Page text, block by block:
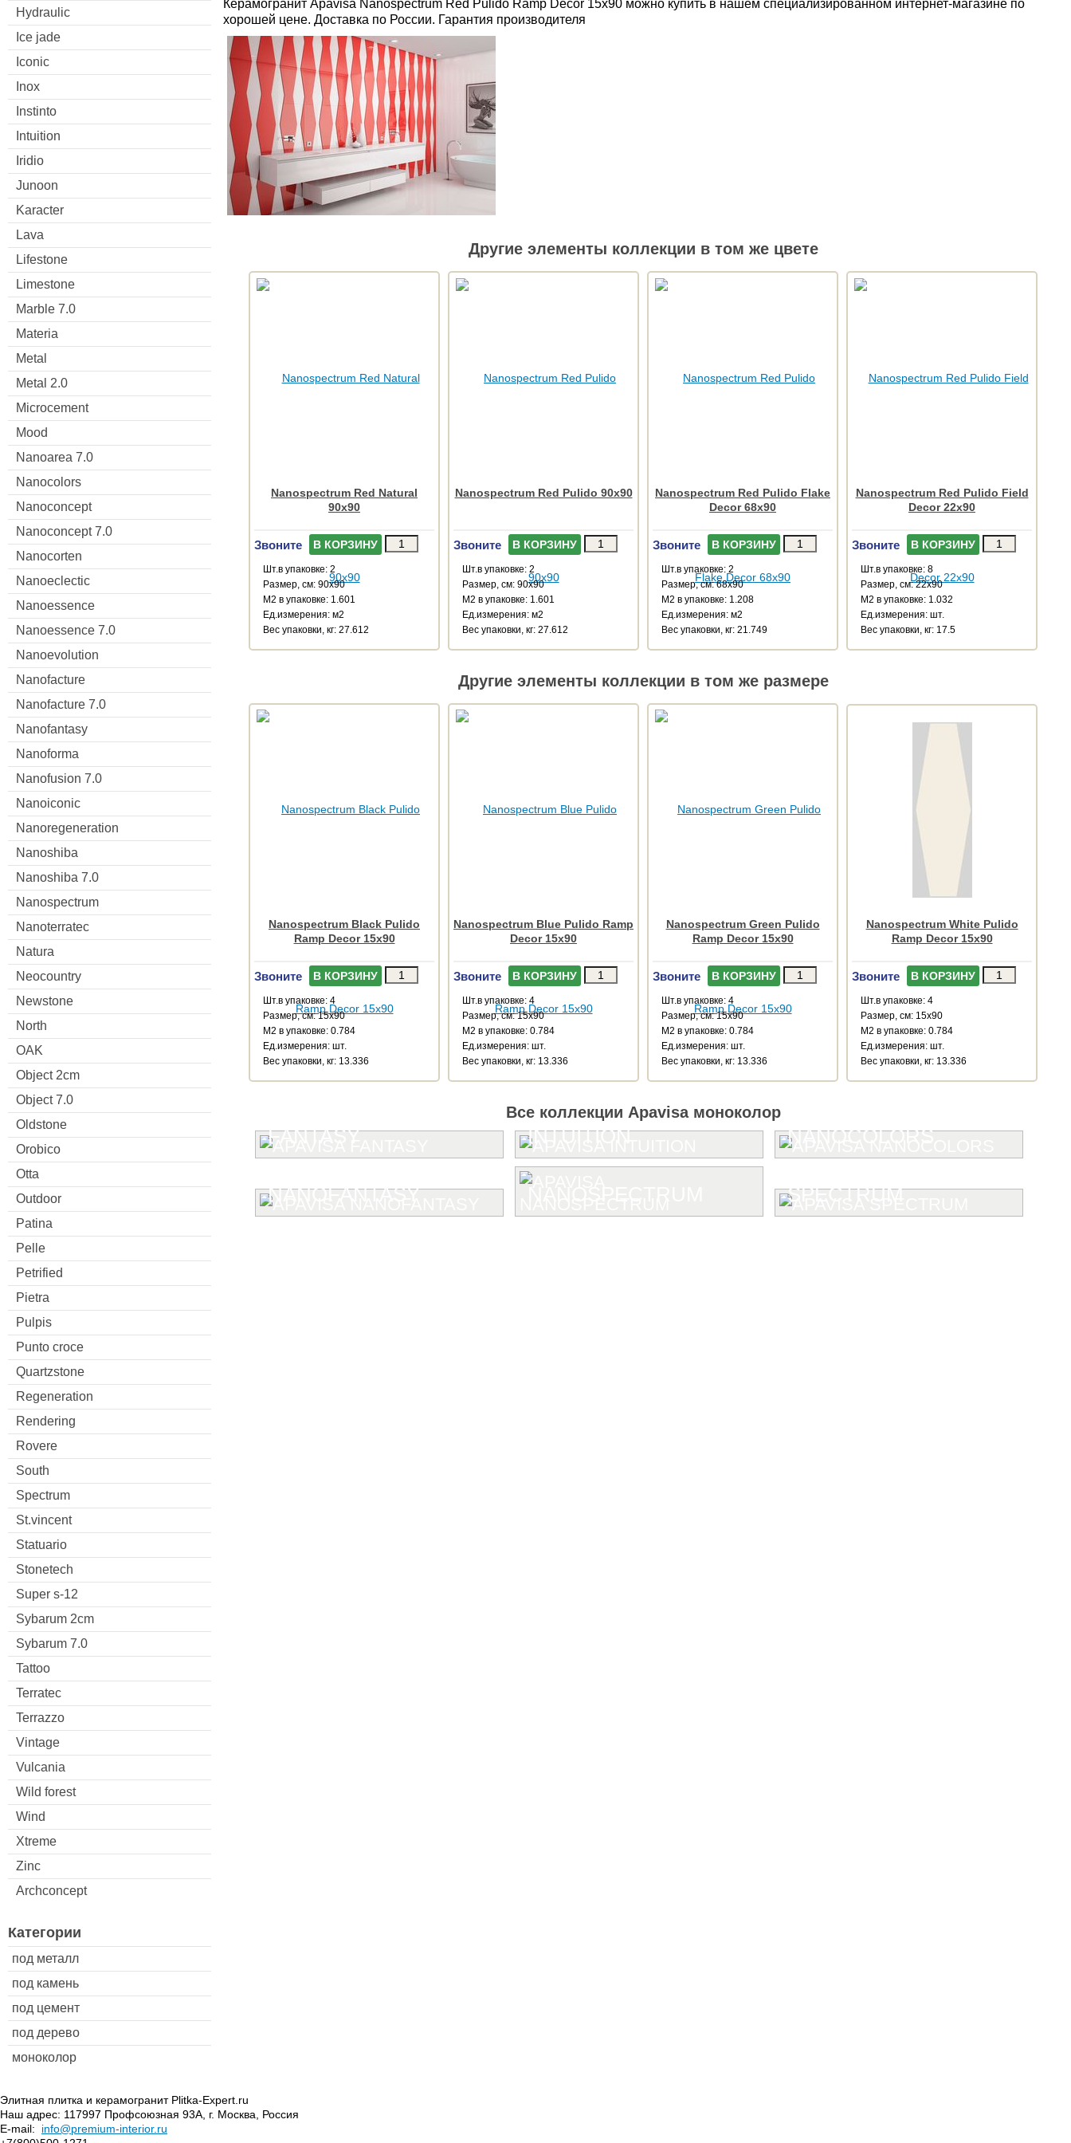
Hydraulic
Ice jade
Iconic
Inox
Instinto
Intuition
Iridio
Junoon
Karacter
Lava
Lifestone
Limestone
Marble 7.0
Materia
Metal
Metal 2.0
Microcement
Mood
Nanoarea 7.0
Nanocolors
Nanoconcept
Nanoconcept 7.0
Nanocorten
Nanoeclectic
Nanoessence
Nanoessence 7.0
Nanoevolution
Nanofacture
Nanofacture 7.0
Nanofantasy
Nanoforma
Nanofusion 7.0
Nanoiconic
Nanoregeneration
Nanoshiba
Nanoshiba 7.0
Nanospectrum
Nanoterratec
Natura
Neocountry
Newstone
North
OAK
Object 2cm
Object 7.0
Oldstone
Orobico
Otta
Outdoor
Patina
Pelle
Petrified
Pietra
Pulpis
Punto croce
Quartzstone
Regeneration
Rendering
Rovere
South
Spectrum
St.vincent
Statuario
Stonetech
Super s-12
Sybarum 2cm
Sybarum 7.0
Tattoo
Terratec
Terrazzo
Vintage
Vulcania
Wild forest
Wind
Xtreme
Zinc
Archconcept
Категории
под металл
под камень
под цемент
под дерево
моноколор
Керамогранит Apavisa Nanospectrum Red Pulido Ramp Decor 15x90 можно купить в нашем специализированном интернет-магазине по
хорошей цене. Доставка по России. Гарантия производителя
Другие элементы коллекции в том же цвете
Nanospectrum Red Natural
90x90
Звоните В КОРЗИНУ
Шт.в упаковке: 2
Размер, см: 90x90
М2 в упаковке: 1.601
Ед.измерения: м2
Веc упаковки, кг: 27.612
Nanospectrum Red Pulido 90x90
Звоните В КОРЗИНУ
Шт.в упаковке: 2
Размер, см: 90x90
М2 в упаковке: 1.601
Ед.измерения: м2
Веc упаковки, кг: 27.612
Nanospectrum Red Pulido Flake
Decor 68x90
Звоните В КОРЗИНУ
Шт.в упаковке: 2
Размер, см: 68x90
М2 в упаковке: 1.208
Ед.измерения: м2
Веc упаковки, кг: 21.749
Nanospectrum Red Pulido Field
Decor 22x90
Звоните В КОРЗИНУ
Шт.в упаковке: 8
Размер, см: 22x90
М2 в упаковке: 1.032
Ед.измерения: шт.
Веc упаковки, кг: 17.5
Другие элементы коллекции в том же размере
Nanospectrum Black Pulido
Ramp Decor 15x90
Звоните В КОРЗИНУ
Шт.в упаковке: 4
Размер, см: 15x90
М2 в упаковке: 0.784
Ед.измерения: шт.
Веc упаковки, кг: 13.336
Nanospectrum Blue Pulido Ramp
Decor 15x90
Звоните В КОРЗИНУ
Шт.в упаковке: 4
Размер, см: 15x90
М2 в упаковке: 0.784
Ед.измерения: шт.
Веc упаковки, кг: 13.336
Nanospectrum Green Pulido
Ramp Decor 15x90
Звоните В КОРЗИНУ
Шт.в упаковке: 4
Размер, см: 15x90
М2 в упаковке: 0.784
Ед.измерения: шт.
Веc упаковки, кг: 13.336
Nanospectrum White Pulido
Ramp Decor 15x90
Звоните В КОРЗИНУ
Шт.в упаковке: 4
Размер, см: 15x90
М2 в упаковке: 0.784
Ед.измерения: шт.
Веc упаковки, кг: 13.336
Все коллекции Apavisa моноколор
FANTASY INTUITION NANOCOLORS
NANOFANTASY SPECTRUM
Элитная плитка и керамогранит Plitka-Expert.ru
Наш адрес: 117997 Профсоюзная 93А г. Москва
Россия
E-mail:
info@premium-interior.ru